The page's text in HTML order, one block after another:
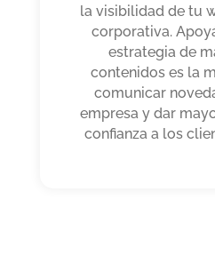
la visibilidad de tu
corporativa.
estrategia de
contenidos es la
comunicar
empresa y dar
confianza a los